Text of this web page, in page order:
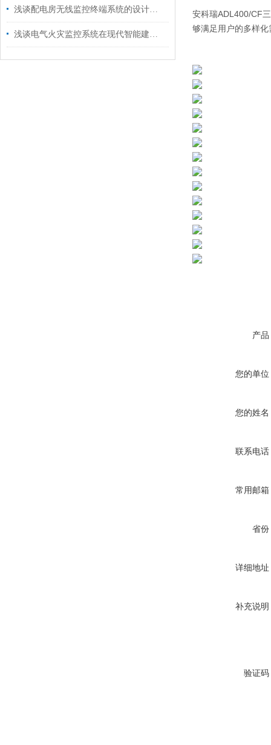
浅谈配电房无线监控终端系统的设计和应用
浅谈电气火灾监控系统在现代智能建筑中的研究与应用
安科瑞ADL400/CF
够满足用户的多样
产品
您的单位
您的姓名
联系电话
常用邮箱
省份
详细地址
补充说明
验证码